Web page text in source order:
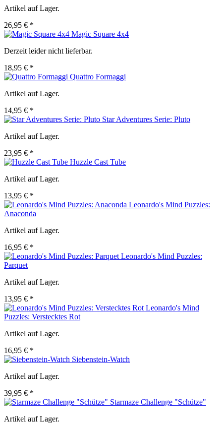
Artikel auf Lager.
26,95 € *
Magic Square 4x4
Derzeit leider nicht lieferbar.
18,95 € *
Quattro Formaggi
Artikel auf Lager.
14,95 € *
Star Adventures Serie: Pluto
Artikel auf Lager.
23,95 € *
Huzzle Cast Tube
Artikel auf Lager.
13,95 € *
Leonardo's Mind Puzzles:
Anaconda
Artikel auf Lager.
16,95 € *
Leonardo's Mind Puzzles:
Parquet
Artikel auf Lager.
13,95 € *
Leonardo's Mind
Puzzles: Verstecktes Rot
Artikel auf Lager.
16,95 € *
Siebenstein-Watch
Artikel auf Lager.
39,95 € *
Starmaze Challenge "Schütze"
Artikel auf Lager.